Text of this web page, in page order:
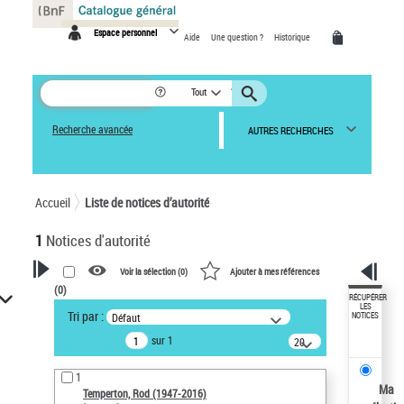
Espace personnel Aide Une question ? Historique
Tout
Recherche avancée AUTRES RECHERCHES
Accueil Liste de notices d’autorité
1 Notices d'autorité
VOTRE RECHERCHE
Recherche avancée dans les
notices d’autorité
Œuvres liées à l'auteur :
Temperton, Rod (1947-2016)
Voir la sélection (0) Ajouter à mes références
(0)
Tri par : Défaut
sur 1
20
résultats/page
1
Temperton, Rod (1947-2016)
RÉCUPÉRER
LES
NOTICES
Ma
Panneau de gestion des cookies